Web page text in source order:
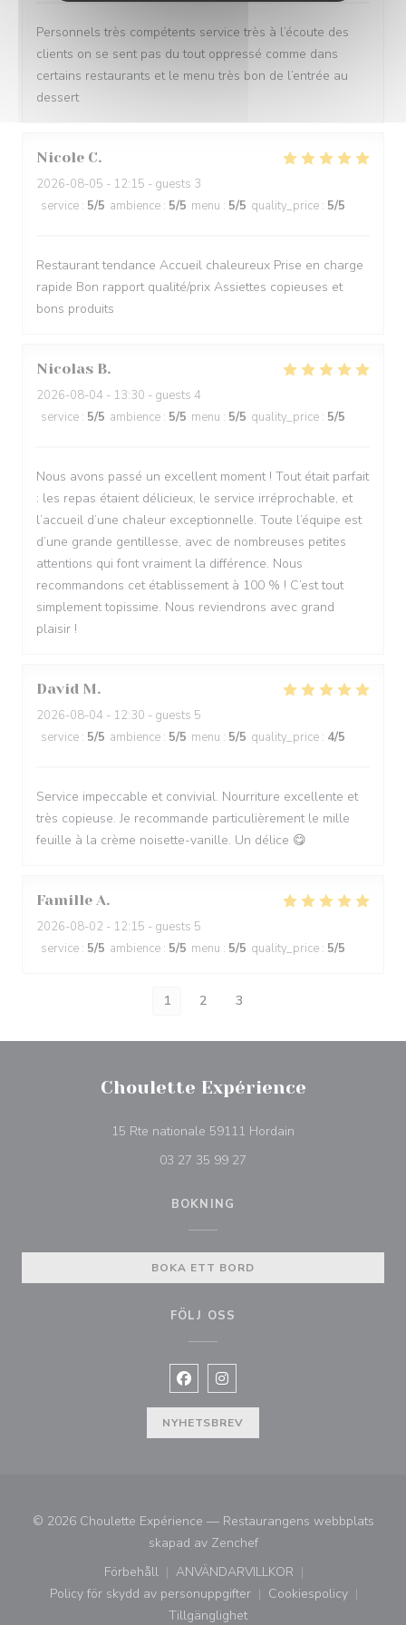
Personnels très compétents service très à l’écoute des
clients on se sent pas du tout oppressé comme dans
certains restaurants et le menu très bon de l’entrée au
dessert
Nicole C
2026-08-05 - 12:15 - guests 3
service : 5/5 ambience : 5/5 menu : 5/5 quality_price : 5/5
Restaurant tendance Accueil chaleureux Prise en charge
rapide Bon rapport qualité/prix Assiettes copieuses et
bons produits
Nicolas B
2026-08-04 - 13:30 - guests 4
service : 5/5 ambience : 5/5 menu : 5/5 quality_price : 5/5
Nous avons passé un excellent moment ! Tout était parfait
: les repas étaient délicieux, le service irréprochable, et
l’accueil d’une chaleur exceptionnelle. Toute l’équipe est
d’une grande gentillesse, avec de nombreuses petites
attentions qui font vraiment la différence. Nous
recommandons cet établissement à 100 % ! C’est tout
simplement topissime. Nous reviendrons avec grand
plaisir !
David M
2026-08-04 - 12:30 - guests 5
service : 5/5 ambience : 5/5 menu : 5/5 quality_price : 4/5
Service impeccable et convivial. Nourriture excellente et
très copieuse. Je recommande particulièrement le mille
feuille à la crème noisette-vanille. Un délice 😋
Famille A
2026-08-02 - 12:15 - guests 5
service : 5/5 ambience : 5/5 menu : 5/5 quality_price : 5/5
1 2 3
Choulette Expérience
15 Rte nationale 59111 Hordain
03 27 35 99 27
BOKNING
BOKA ETT BORD
FÖLJ OSS
Facebook ((öppnas i ett nytt
Instagram ((öppnas i ett nytt
NYHETSBREV
© 2026 Choulette Expérience — Restaurangens webbplats
skapad av Zenchef((öppnas i ett nytt fönster))
Förbehåll
((öppnas i ett nytt fönster))
ANVÄNDARVILLKOR
((öppnas i ett nytt fönster))
Policy för skydd av personuppgifter
((öppnas i ett nytt fönster))
Cookiespolicy
((öppnas i ett
Tillgänglighet